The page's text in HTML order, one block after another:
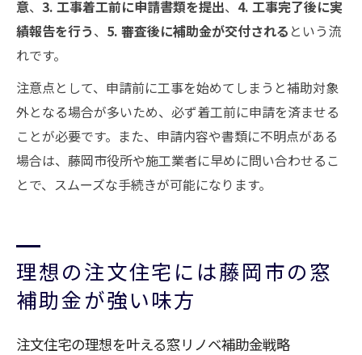
意、 3. 工事着工前に申請書類を提出、 4. 工事完了後に実
績報告を行う、 5. 審査後に補助金が交付される という流
れです。
注意点として、申請前に工事を始めてしまうと補助対象
外となる場合が多いため、必ず着工前に申請を済ませる
ことが必要です。また、申請内容や書類に不明点がある
場合は、藤岡市役所や施工業者に早めに問い合わせるこ
とで、スムーズな手続きが可能になります。
理想の注文住宅には藤岡市の窓
補助金が強い味方
注文住宅の理想を叶える窓リノベ補助金戦略